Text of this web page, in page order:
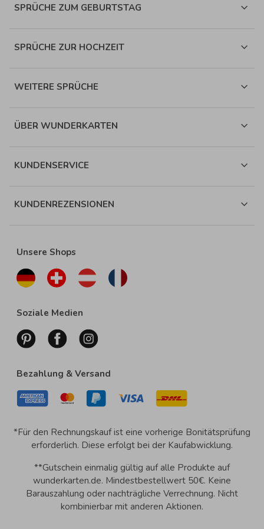
SPRÜCHE ZUM GEBURTSTAG
SPRÜCHE ZUR HOCHZEIT
WEITERE SPRÜCHE
ÜBER WUNDERKARTEN
KUNDENSERVICE
KUNDENREZENSIONEN
Unsere Shops
Soziale Medien
Bezahlung & Versand
*Für den Rechnungskauf ist eine vorherige Bonitätsprüfung
erforderlich. Diese erfolgt bei der Kaufabwicklung.
**Gutschein einmalig gültig auf alle Produkte auf
wunderkarten.de. Mindestbestellwert 50€. Keine
Barauszahlung oder nachträgliche Verrechnung. Nicht
kombinierbar mit anderen Aktionen.